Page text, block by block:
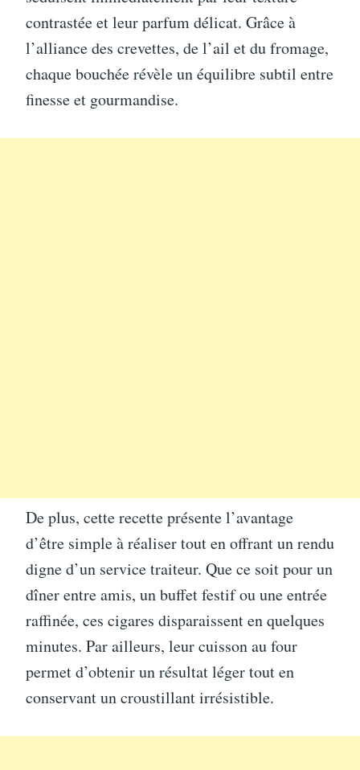
contrastée et leur parfum délicat. Grâce à
l’alliance des crevettes, de l’ail et du fromage,
chaque bouchée révèle un équilibre subtil entre
finesse et gourmandise.
De plus, cette recette présente l’avantage
d’être simple à réaliser tout en offrant un rendu
digne d’un service traiteur. Que ce soit pour un
dîner entre amis, un buffet festif ou une entrée
raffinée, ces cigares disparaissent en quelques
minutes. Par ailleurs, leur cuisson au four
permet d’obtenir un résultat léger tout en
conservant un croustillant irrésistible.